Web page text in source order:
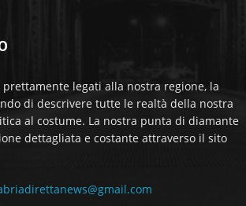
legati alla nostra regione, la
di descrivere tutte le realtà della nostra
al costume. La nostra punta di diamante
dettagliata e costante attraverso il sito